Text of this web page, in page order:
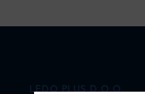
LEDO PLUS D.O.O.